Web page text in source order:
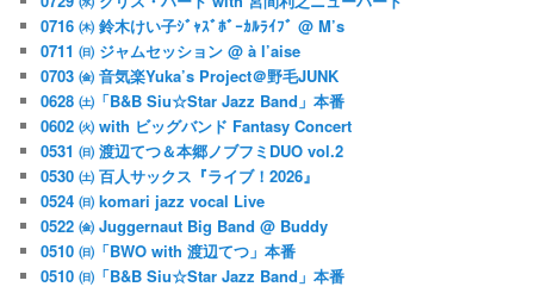
0716 ㈭ 鈴木けい子ｼﾞｬｽﾞﾎﾞｰｶﾙﾗｲﾌﾞ @ M’s
0711 ㈰ ジャムセッション @ à l’aise
0703 ㈮ 音気楽Yuka’s Project＠野毛JUNK
0628 ㈯「B&B Siu☆Star Jazz Band」本番
0602 ㈫ with ビッグバンド Fantasy Concert
0531 ㈰ 渡辺てつ＆本郷ノブフミDUO vol.2
0530 ㈯ 百人サックス『ライブ！2026』
0524 ㈰ komari jazz vocal Live
0522 ㈮ Juggernaut Big Band @ Buddy
0510 ㈰「BWO with 渡辺てつ」本番
0510 ㈰「B&B Siu☆Star Jazz Band」本番